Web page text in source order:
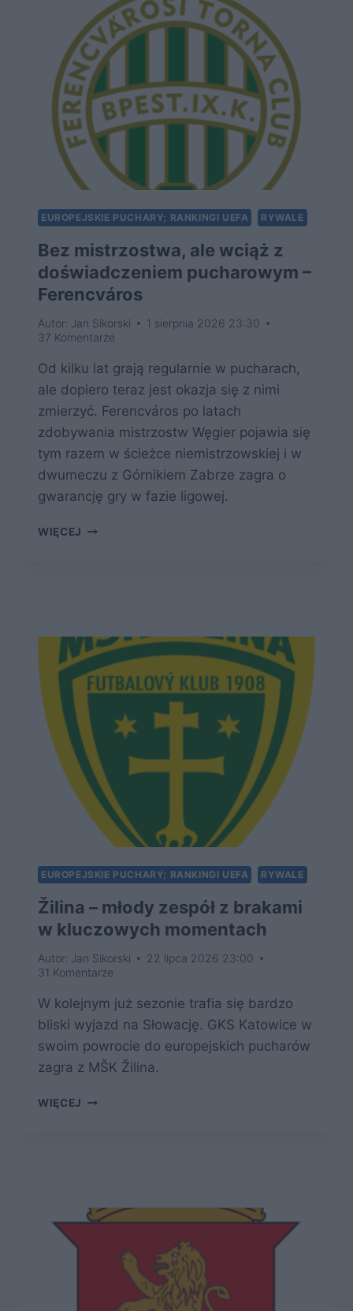
MIEJSCE
W
LIDZE
–
RANGERS
FC
EUROPEJSKIE PUCHARY; RANKINGI UEFA RYWALE
Bez mistrzostwa, ale wciąż z
doświadczeniem pucharowym –
Ferencváros
Autor: Jan Sikorski
1 sierpnia 2026 23:30
37 Komentarze
Od kilku lat grają regularnie w pucharach,
ale dopiero teraz jest okazja się z nimi
zmierzyć. Ferencváros po latach
zdobywania mistrzostw Węgier pojawia się
tym razem w ścieżce niemistrzowskiej i w
dwumeczu z Górnikiem Zabrze zagra o
gwarancję gry w fazie ligowej.
WIĘCEJ BEZ
–
FERENCVÁROS
EUROPEJSKIE PUCHARY; RANKINGI UEFA RYWALE
Žilina – młody zespół z brakami
w kluczowych momentach
Autor: Jan Sikorski
22 lipca 2026 23:00
31 Komentarze
W kolejnym już sezonie trafia się bardzo
bliski wyjazd na Słowację. GKS Katowice w
swoim powrocie do europejskich pucharów
zagra z MŠK Žilina.
WIĘCEJ ŽILINA
KLUCZOWYCH